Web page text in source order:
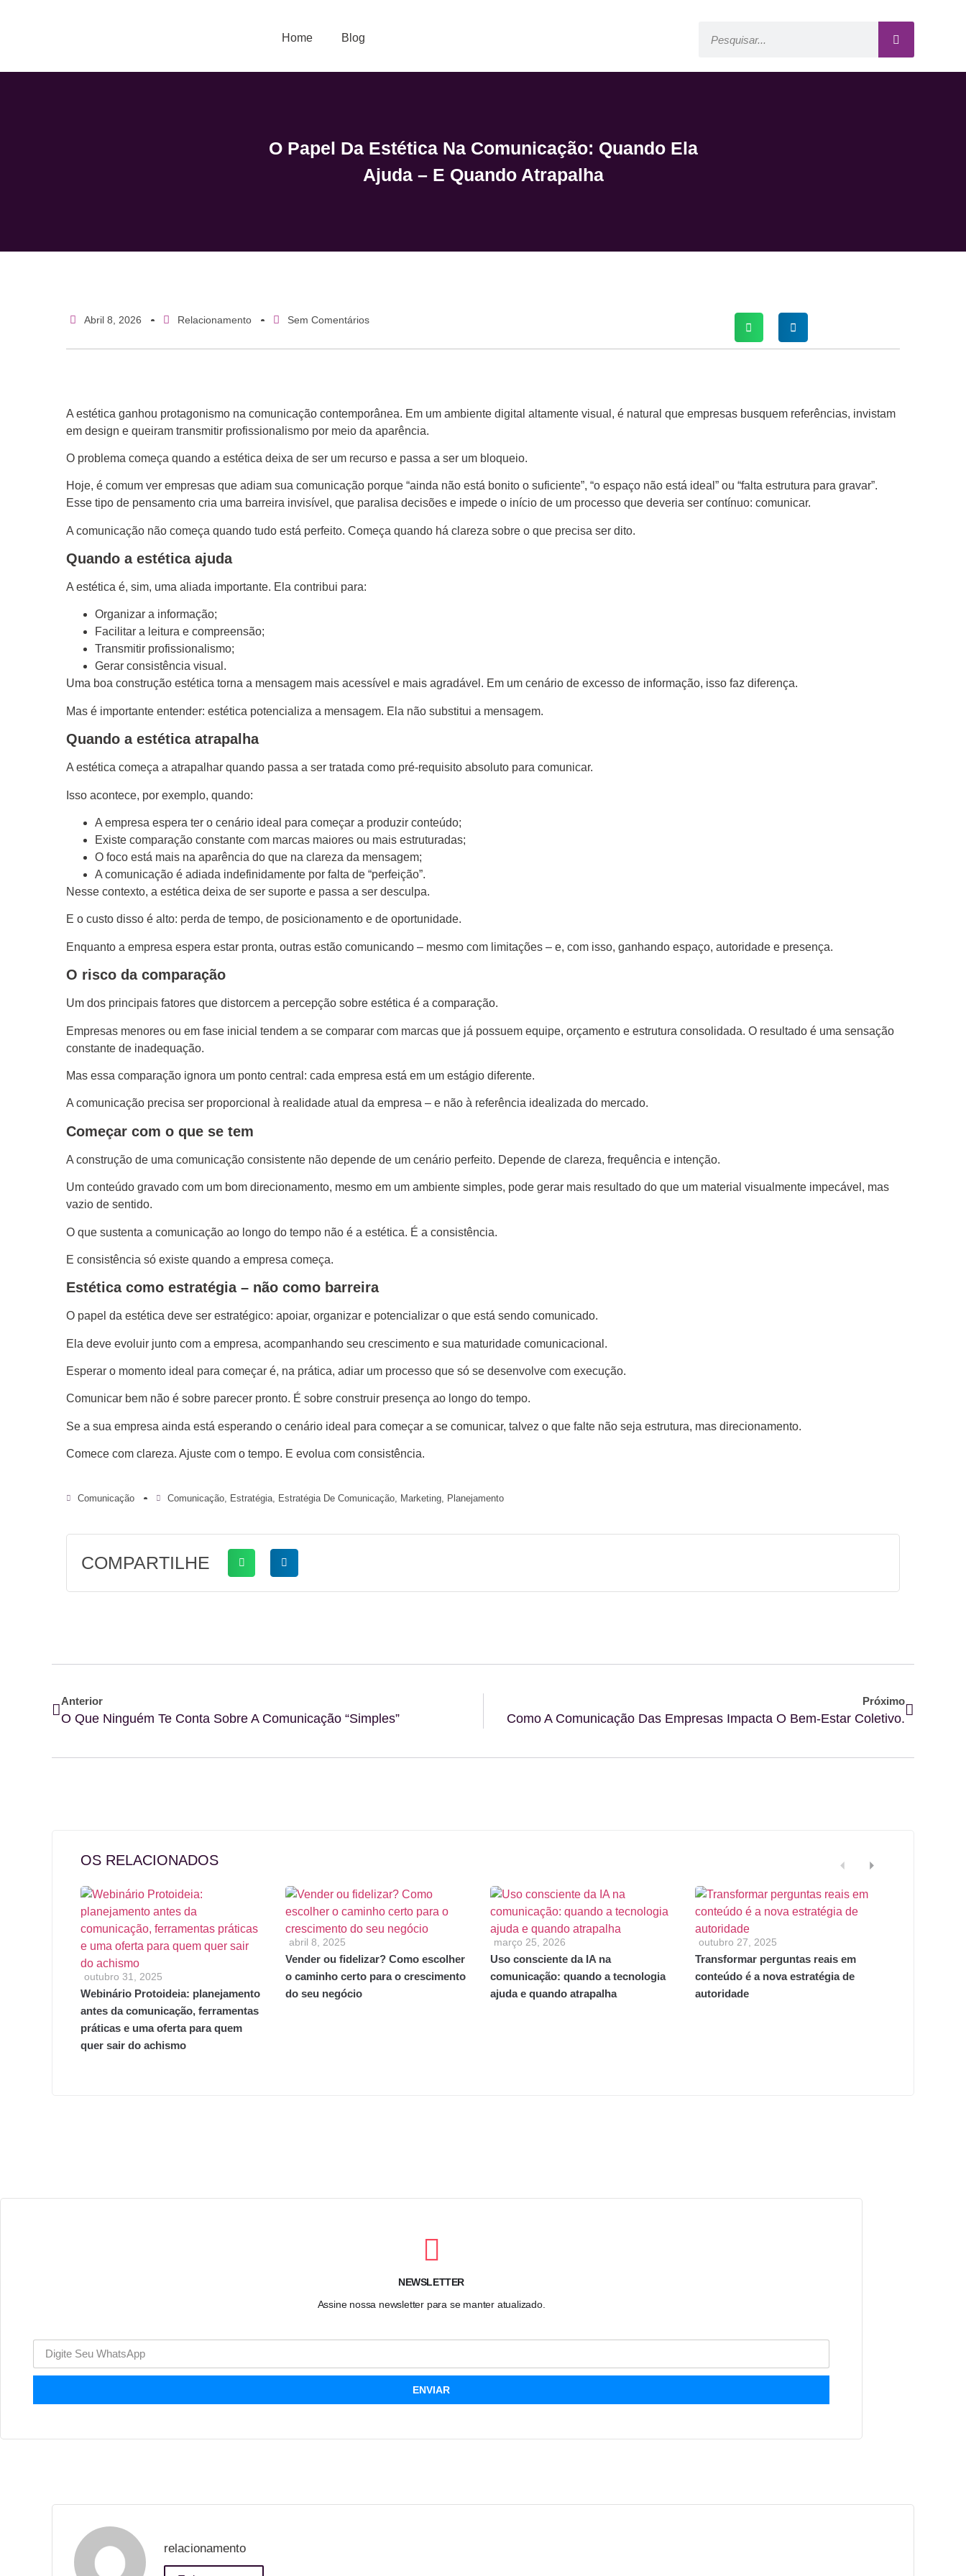
Home Blog
O Papel Da Estética Na Comunicação: Quando Ela
Ajuda – E Quando Atrapalha
A estética ganhou protagonismo na comunicação contemporânea. Em um ambiente digital altamente visual, é natural que empresas busquem referências, invistam
em design e queiram transmitir profissionalismo por meio da aparência.
O problema começa quando a estética deixa de ser um recurso e passa a ser um bloqueio.
Hoje, é comum ver empresas que adiam sua comunicação porque “ainda não está bonito o suficiente”, “o espaço não está ideal” ou “falta estrutura para gravar”.
Esse tipo de pensamento cria uma barreira invisível, que paralisa decisões e impede o início de um processo que deveria ser contínuo: comunicar.
A comunicação não começa quando tudo está perfeito. Começa quando há clareza sobre o que precisa ser dito.
Quando a estética ajuda
A estética é, sim, uma aliada importante. Ela contribui para:
Organizar a informação;
Facilitar a leitura e compreensão;
Transmitir profissionalismo;
Gerar consistência visual.
Uma boa construção estética torna a mensagem mais acessível e mais agradável. Em um cenário de excesso de informação, isso faz diferença.
Mas é importante entender: estética potencializa a mensagem. Ela não substitui a mensagem.
Quando a estética atrapalha
A estética começa a atrapalhar quando passa a ser tratada como pré-requisito absoluto para comunicar.
Isso acontece, por exemplo, quando:
A empresa espera ter o cenário ideal para começar a produzir conteúdo;
Existe comparação constante com marcas maiores ou mais estruturadas;
O foco está mais na aparência do que na clareza da mensagem;
A comunicação é adiada indefinidamente por falta de “perfeição”.
Nesse contexto, a estética deixa de ser suporte e passa a ser desculpa.
E o custo disso é alto: perda de tempo, de posicionamento e de oportunidade.
Enquanto a empresa espera estar pronta, outras estão comunicando – mesmo com limitações – e, com isso, ganhando espaço, autoridade e presença.
O risco da comparação
Um dos principais fatores que distorcem a percepção sobre estética é a comparação.
Empresas menores ou em fase inicial tendem a se comparar com marcas que já possuem equipe, orçamento e estrutura consolidada. O resultado é uma sensação
constante de inadequação.
Mas essa comparação ignora um ponto central: cada empresa está em um estágio diferente.
A comunicação precisa ser proporcional à realidade atual da empresa – e não à referência idealizada do mercado.
Começar com o que se tem
A construção de uma comunicação consistente não depende de um cenário perfeito. Depende de clareza, frequência e intenção.
Um conteúdo gravado com um bom direcionamento, mesmo em um ambiente simples, pode gerar mais resultado do que um material visualmente impecável, mas
vazio de sentido.
O que sustenta a comunicação ao longo do tempo não é a estética. É a consistência.
E consistência só existe quando a empresa começa.
Estética como estratégia – não como barreira
O papel da estética deve ser estratégico: apoiar, organizar e potencializar o que está sendo comunicado.
Ela deve evoluir junto com a empresa, acompanhando seu crescimento e sua maturidade comunicacional.
Esperar o momento ideal para começar é, na prática, adiar um processo que só se desenvolve com execução.
Comunicar bem não é sobre parecer pronto. É sobre construir presença ao longo do tempo.
Se a sua empresa ainda está esperando o cenário ideal para começar a se comunicar, talvez o que falte não seja estrutura, mas direcionamento.
Comece com clareza. Ajuste com o tempo. E evolua com consistência.
Comunicação Comunicação, Estratégia, Estratégia De Comunicação, Marketing, Planejamento
Abril 8, 2026 Relacionamento Sem Comentários
COMPARTILHE
Anterior
O Que Ninguém Te Conta Sobre A Comunicação “simples”
Próximo
Como A Comunicação Das Empresas Impacta O Bem-Estar Coletivo.
OS RELACIONADOS
outubro 31, 2025
Webinário Protoideia: planejamento
antes da comunicação, ferramentas
práticas e uma oferta para quem
quer sair do achismo
abril 8, 2025
Vender ou fidelizar? Como escolher
o caminho certo para o crescimento
do seu negócio
março 25, 2026
Uso consciente da IA na
comunicação: quando a tecnologia
ajuda e quando atrapalha
outubro 27, 2025
Transformar perguntas reais em
conteúdo é a nova estratégia de
autoridade
NEWSLETTER
Assine nossa newsletter para se manter atualizado.
ENVIAR
relacionamento